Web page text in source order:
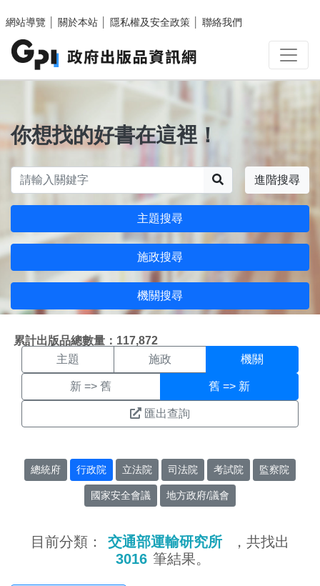
網站導覽
關於本站 隱私權及安全政策 聯絡我們
你想找的好書在這裡！
進階搜尋
主題搜尋
施政搜尋
機關搜尋
累計出版品總數量：117,872
機關搜尋結果頁面
主題 施政 機關
新 => 舊 舊 => 新
匯出查詢
總統府 行政院 立法院 司法院 考試院 監察院
國家安全會議 地方政府/議會
目前分類： 交通部運輸研究所
，共找出
3016 筆結果。